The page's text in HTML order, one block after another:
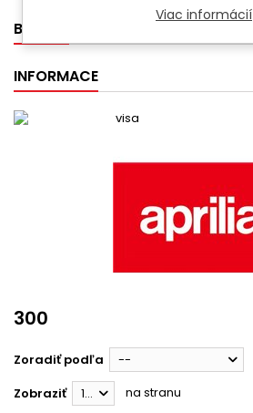
BANNER
INFORMACE
300
Zoradiť podľa
--
Zobraziť
12 na stranu
Viac informácií